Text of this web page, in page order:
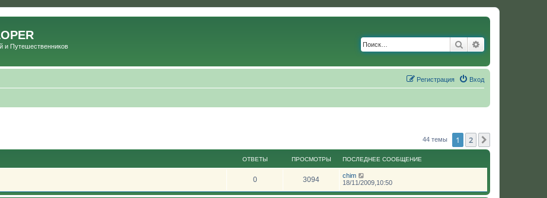
и Путешественников Поиск
Вход
Регистрация
44 темы 1 2
ОТВЕТЫ ПРОСМОТРЫ ПОСЛЕДНЕЕ СООБЩЕНИЕ
0 3094
chim
18/11/2009,10:50